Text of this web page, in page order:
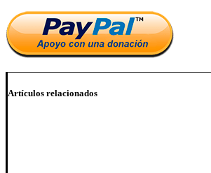
Artículos relacionados